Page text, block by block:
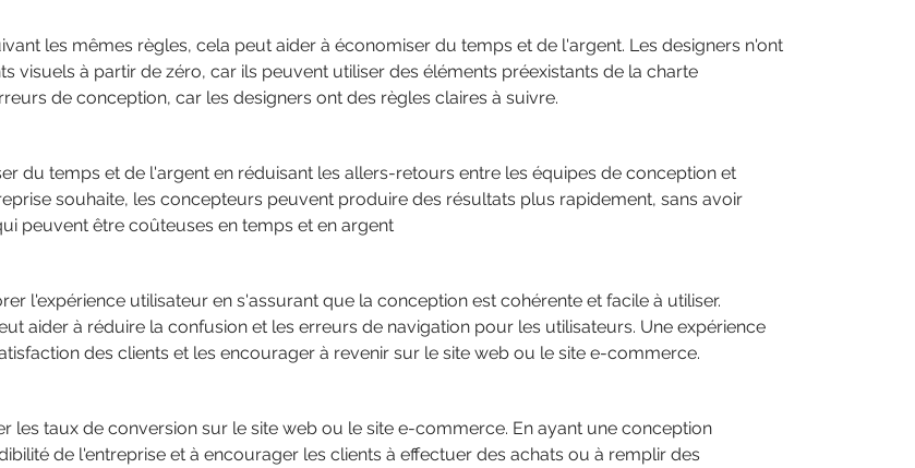
les mêmes règles, cela peut aider à économiser du temps et de l'argent. Les designers n'ont
visuels à partir de zéro, car ils peuvent utiliser des éléments préexistants de la charte
de conception, car les designers ont des règles claires à suivre.
du temps et de l'argent en réduisant les allers-retours entre les équipes de conception et
souhaite, les concepteurs peuvent produire des résultats plus rapidement, sans avoir
peuvent être coûteuses en temps et en argent
l'expérience utilisateur en s'assurant que la conception est cohérente et facile à utiliser.
aider à réduire la confusion et les erreurs de navigation pour les utilisateurs. Une expérience
des clients et les encourager à revenir sur le site web ou le site e-commerce.
les taux de conversion sur le site web ou le site e-commerce. En ayant une conception
de l'entreprise et à encourager les clients à effectuer des achats ou à remplir des